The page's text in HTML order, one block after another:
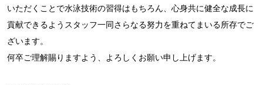
いただくことで水泳技術の習得はもちろん、心身共に健全な成長に
貢献できるようスタッフ一同さらなる努力を重ねてまいる所存でご
ざいます。
何卒ご理解賜りますよう、よろしくお願い申し上げます。